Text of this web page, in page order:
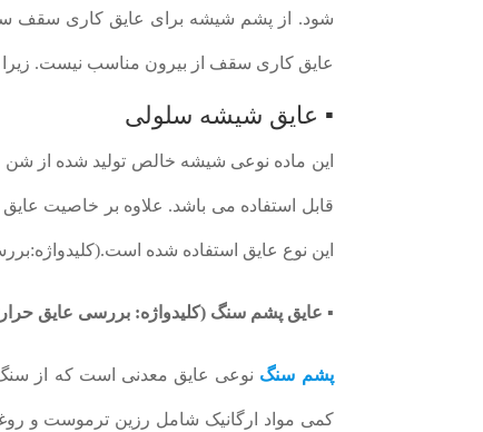
شود. از پشم شیشه برای عایق کاری سقف
عایق کاری سقف از بیرون مناسب نیست.
▪ عایق شیشه سلولی
این ماده نوعی شیشه خالص تولید شده از
قابل استفاده می باشد. علاوه بر خاصیت عایق
این نوع عایق استفاده شده
▪ عایق پشم سنگ (کلیدواژه: بررسی عایق
پشم سنگ نوعی عایق معدنی است که از سنگ
کمی مواد ارگانیک شامل رزین ترموست و